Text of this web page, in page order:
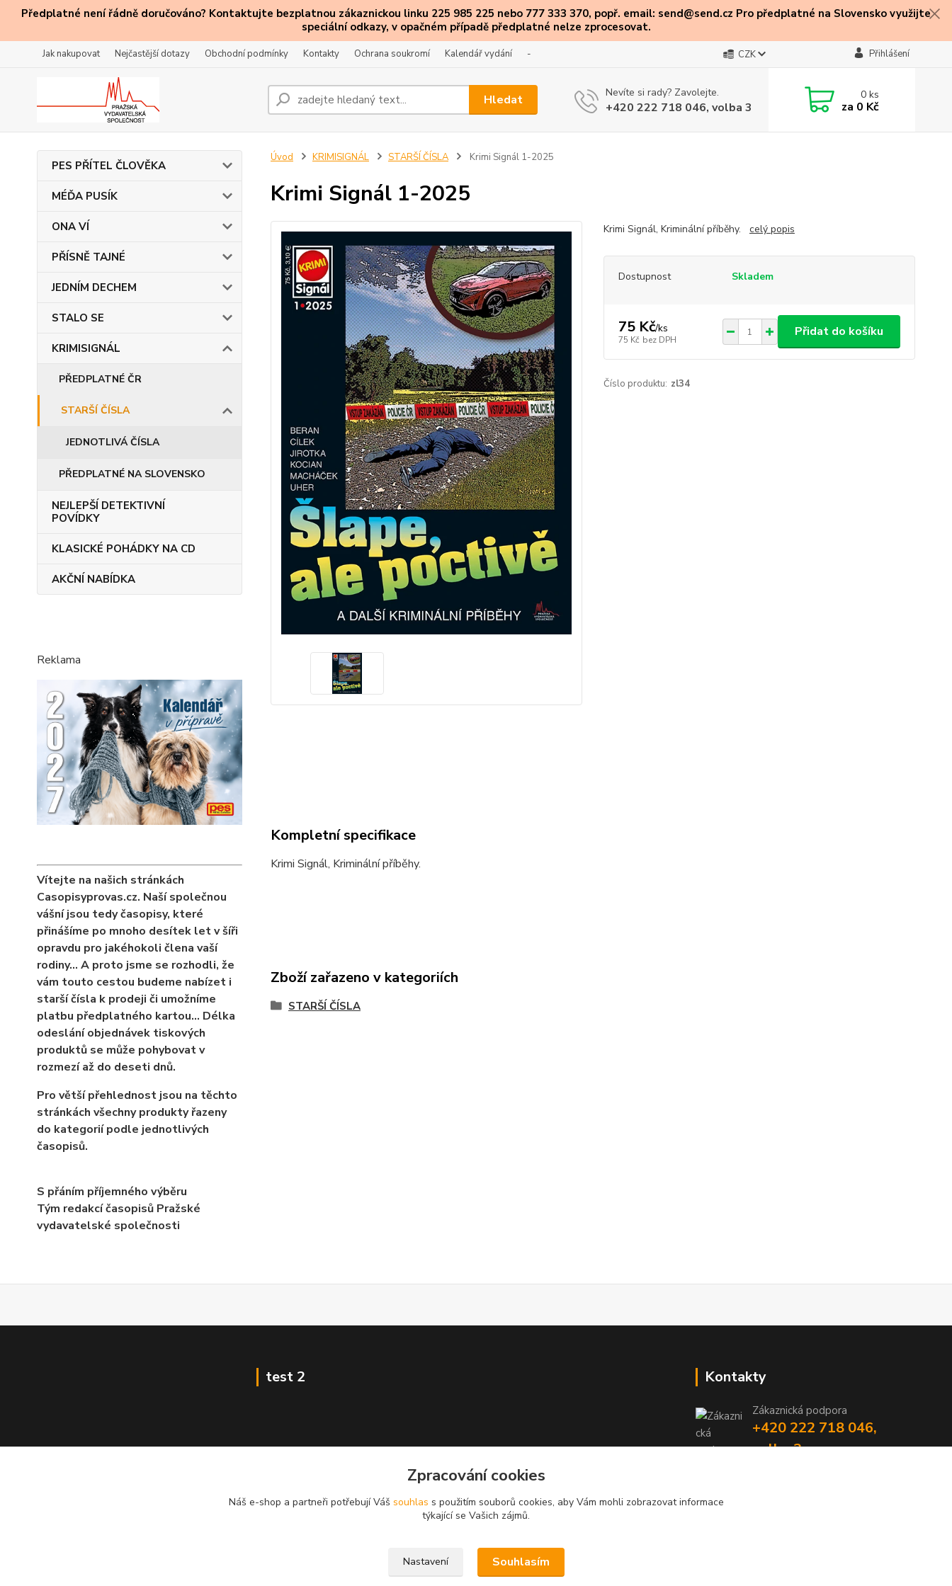
Předplatné není řádně doručováno? Kontaktujte bezplatnou zákaznickou linku 225 985 225 nebo 777 333 370, popř. email: send@send.cz Pro předplatné na Slovensko využijte
speciální odkazy, v opačném případě předplatné nelze zprocesovat.
Jak nakupovat Nejčastější dotazy Obchodní podmínky Kontakty Ochrana soukromí Kalendář vydání - CZK Přihlášení
Hledat Nevíte si rady? Zavolejte.
+420 222 718 046, volba 3
0ks
za 0 Kč
PES PŘÍTEL ČLOVĚKA
MÉĎA PUSÍK
ONA VÍ
PŘÍSNĚ TAJNÉ
JEDNÍM DECHEM
STALO SE
KRIMISIGNÁL
PŘEDPLATNÉ ČR
STARŠÍ ČÍSLA
JEDNOTLIVÁ ČÍSLA
PŘEDPLATNÉ NA SLOVENSKO
NEJLEPŠÍ DETEKTIVNÍ
POVÍDKY
KLASICKÉ POHÁDKY NA CD
AKČNÍ NABÍDKA
Reklama
Vítejte na našich stránkách
Casopisyprovas.cz. Naší společnou
vášní jsou tedy časopisy, které
přinášíme po mnoho desítek let v šíři
opravdu pro jakéhokoli člena vaší
rodiny… A proto jsme se rozhodli, že
vám touto cestou budeme nabízet i
starší čísla k prodeji či umožníme
platbu předplatného kartou... Délka
odeslání objednávek tiskových
produktů se může pohybovat v
rozmezí až do deseti dnů.
Pro větší přehlednost jsou na těchto
stránkách všechny produkty řazeny
do kategorií podle jednotlivých
časopisů.
S přáním příjemného výběru
Tým redakcí časopisů Pražské
vydavatelské společnosti
Úvod KRIMISIGNÁL STARŠÍ ČÍSLA Krimi Signál 1-2025
Krimi Signál 1-2025
Krimi Signál, Kriminální příběhy. celý popis
Dostupnost Skladem
75 Kč/ks
75 Kč bez DPH
Přidat do košíku
Číslo produktu: zl34
Kompletní specifikace
Krimi Signál, Kriminální příběhy.
Zboží zařazeno v kategoriích
STARŠÍ ČÍSLA
test 2 Kontakty
Zákaznická podpora
+420 222 718 046,
volba 3
Zpracování cookies
Náš e-shop a partneři potřebují Váš souhlas s použitím souborů cookies, aby Vám mohli zobrazovat informace
týkající se Vašich zájmů.
Nastavení Souhlasím